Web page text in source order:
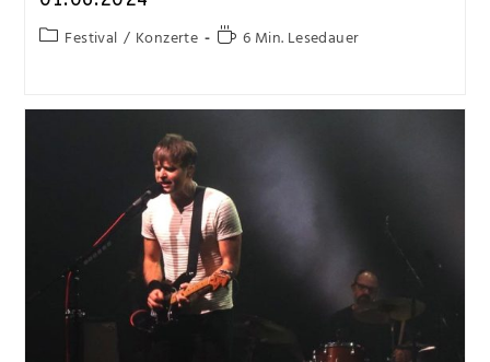
Festival / Konzerte 6 Min. Lesedauer